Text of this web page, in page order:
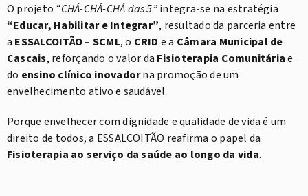
O projeto “CHÁ-CHÁ-CHÁ das 5”integra-se na estratégia
“Educar, Habilitar e Integrar”, resultado da parceria entre
a ESSALCOITÃO – SCML, o CRID e a Câmara Municipal de
Cascais, reforçando o valor da Fisioterapia Comunitáriae
do ensino clínico inovadorna promoção de um
envelhecimento ativo e saudável.
Porque envelhecer com dignidade e qualidade de vida é um
direito de todos, a ESSALCOITÃO reafirma o papel da
Fisioterapia ao serviço da saúde ao longo da vida.